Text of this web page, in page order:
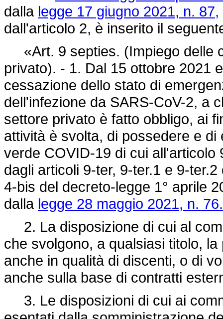
dalla legge 17 giugno 2021, n. 87,
dall'articolo 2, è inserito il
«Art. 9 septies. (Impiego delle
privato). - 1. Dal 15 ottobre 2021
cessazione dello stato di
dell'infezione da SARS-CoV-2, a
settore privato è fatto obbligo, ai
attività è svolta, di possedere e
verde COVID-19 di cui
dagli articoli 9-ter, 9-ter.1 e 9-
4-bis del decreto-legge 1° aprile
dalla legge 28 maggio 2021, n. 76.
2. La disposizione di cui al
che svolgono, a qualsiasi titolo,
anche in qualità di discenti, o di
anche sulla base di contratti
3. Le disposizioni di cui ai